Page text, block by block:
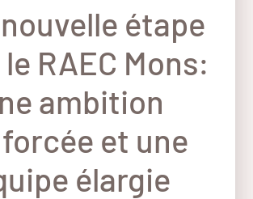
étape
RAEC Mons:
ambition
et une
élargie